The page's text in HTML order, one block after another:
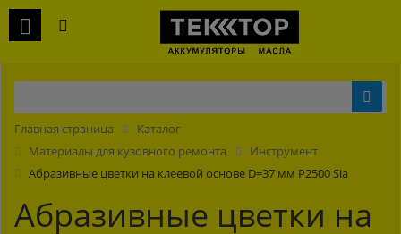
Главная страница
Каталог
Материалы для кузовного ремонта
Инструмент
Абразивные цветки на клеевой основе D=37 мм P2500 Sia
Абразивные цветки на